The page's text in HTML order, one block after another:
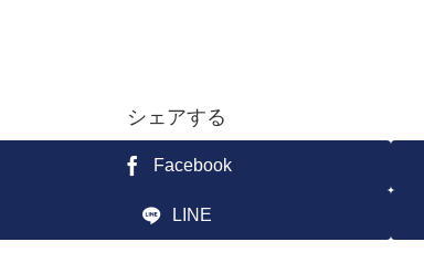
シェアする
Facebook
LINE